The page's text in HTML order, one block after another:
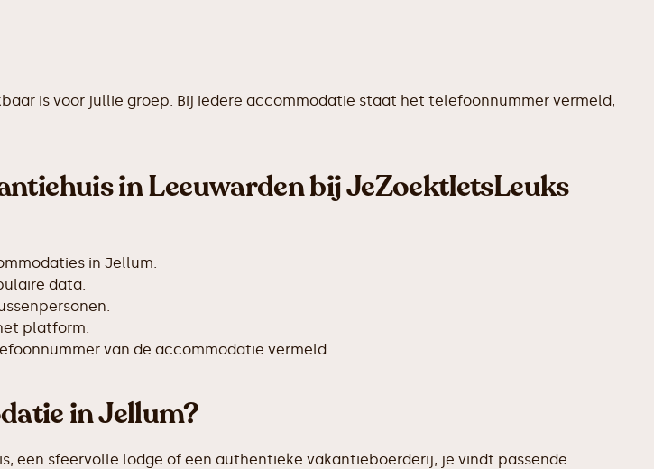
is voor jullie groep. Bij iedere accommodatie staat het telefoonnummer vermeld,
in Leeuwarden bij JeZoektIetsLeuks
in Jellum.
data.
platform.
van de accommodatie vermeld.
in Jellum?
een sfeervolle lodge of een authentieke vakantieboerderij, je vindt passende